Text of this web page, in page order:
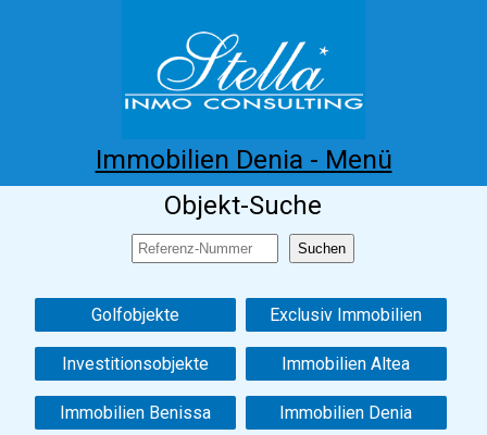
Immobilien Denia - Menü
Costa Blanca Kaufen
Infos Referenzen
Objekt-Suche
Golfobjekte Exclusiv Immobilien
Investitionsobjekte Immobilien Altea
Immobilien Benissa Immobilien Denia